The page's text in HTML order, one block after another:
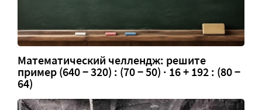
Математический челлендж: решите
пример (640 − 320) : (70 − 50) · 16 + 192 : (80 −
64)